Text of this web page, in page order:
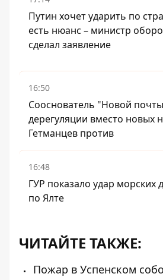
Путин хочет ударить по
есть нюанс – министр
сделал заявление
16:50
Сооснователь "Новой
дерегуляции вместо новых
Гетманцев против
16:48
ГУР показало удар морских
по Ялте
ЧИТАЙТЕ ТАКЖЕ:
Пожар в Успенском